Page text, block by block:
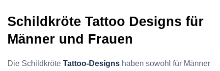
Schildkröte Tattoo Designs für
Männer und Frauen
Die Schildkröte Tattoo-Designs haben sowohl für Männer